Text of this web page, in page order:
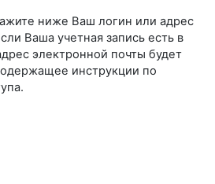
ниже Ваш логин или адрес
Ваша учетная запись есть в
электронной почты будет
инструкции по